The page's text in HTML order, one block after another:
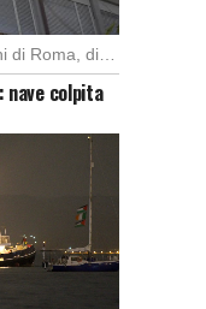
nave colpita